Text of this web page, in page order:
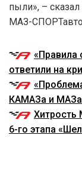
пыли», –
МАЗ-
«Правила
ответили на
КАМАЗа и МАЗа
Хитрость
6-го этапа